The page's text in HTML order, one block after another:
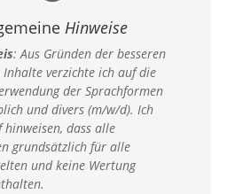
Hinweise
:Aus Gründen der besseren
verzichte ich auf die
der Sprachformen
und divers (m/w/d). Ich
dass alle
grundsätzlich für alle
und keine Wertung